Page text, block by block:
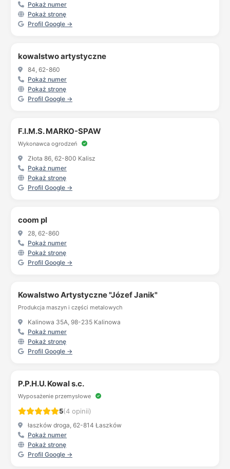
Pokaż numer
Pokaż stronę
Profil Google →
kowalstwo artystyczne
84, 62-860
Pokaż numer
Pokaż stronę
Profil Google →
F.I.M.S. MARKO-SPAW
Wykonawca ogrodzeń
Złota 86, 62-800 Kalisz
Pokaż numer
Pokaż stronę
Profil Google →
coom pl
28, 62-860
Pokaż numer
Pokaż stronę
Profil Google →
Kowalstwo Artystyczne "Józef Janik"
Produkcja maszyn i części metalowych
Kalinowa 35A, 98-235 Kalinowa
Pokaż numer
Pokaż stronę
Profil Google →
P.P.H.U. Kowal s.c.
Wyposażenie przemysłowe
5(4 opinii)
łaszków droga, 62-814 Łaszków
Pokaż numer
Pokaż stronę
Profil Google →